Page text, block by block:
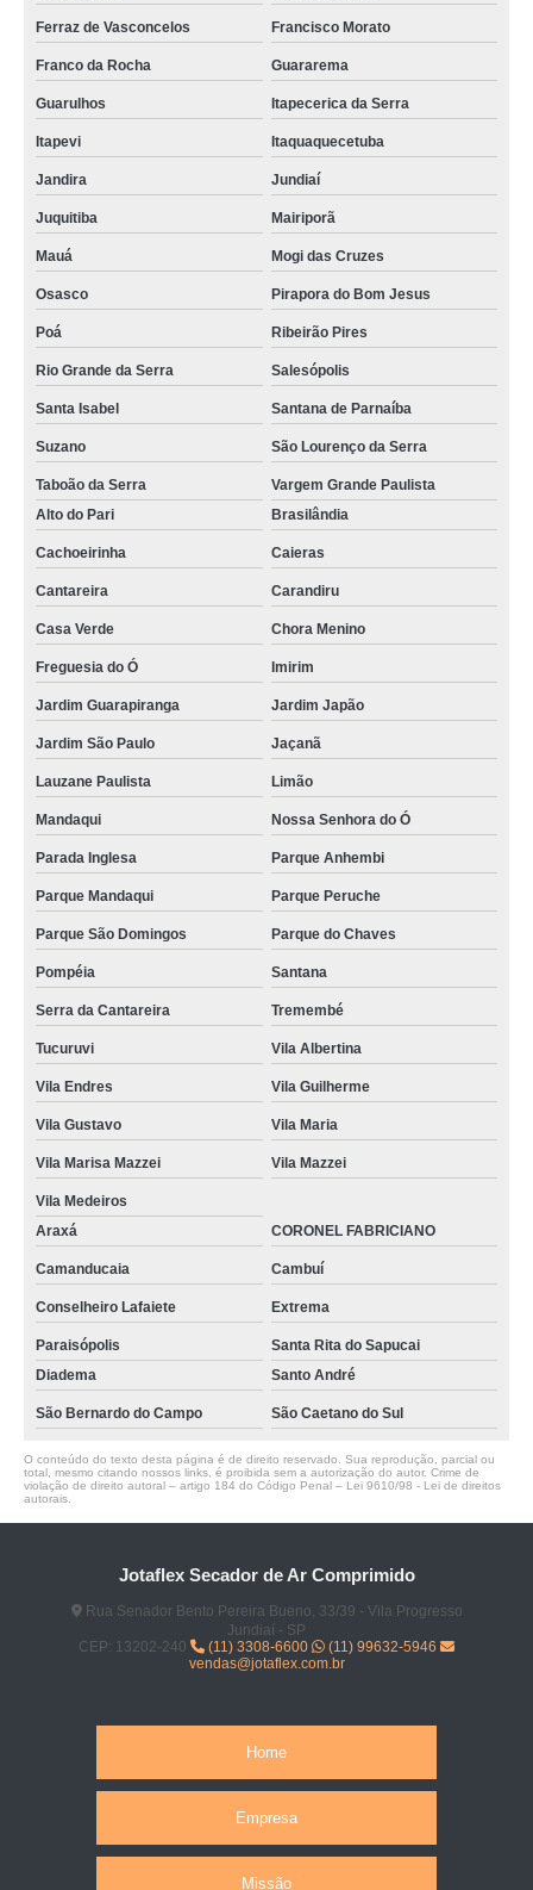
Ferraz de Vasconcelos Francisco Morato
Franco da Rocha Guararema
Guarulhos Itapecerica da Serra
Itapevi Itaquaquecetuba
Jandira Jundiaí
Juquitiba Mairiporã
Mauá Mogi das Cruzes
Osasco Pirapora do Bom Jesus
Poá Ribeirão Pires
Rio Grande da Serra Salesópolis
Santa Isabel Santana de Parnaíba
Suzano São Lourenço da Serra
Taboão da Serra
Vargem Grande Paulista
Alto do Pari
Brasilândia
Cachoeirinha Caieras
Cantareira Carandiru
Casa Verde Chora Menino
Freguesia do Ó Imirim
Jardim Guarapiranga Jardim Japão
Jardim São Paulo Jaçanã
Lauzane Paulista Limão
Mandaqui Nossa Senhora do Ó
Parada Inglesa Parque Anhembi
Parque Mandaqui Parque Peruche
Parque São Domingos Parque do Chaves
Pompéia Santana
Serra da Cantareira Tremembé
Tucuruvi Vila Albertina
Vila Endres Vila Guilherme
Vila Gustavo Vila Maria
Vila Marisa Mazzei Vila Mazzei
Vila Medeiros
Araxá
CORONEL FABRICIANO
Camanducaia Cambuí
Conselheiro Lafaiete Extrema
Paraisópolis
Santa Rita do Sapucai
Diadema
Santo André
São Bernardo do Campo São Caetano do Sul
O conteúdo do texto desta página é de direito reservado. Sua reprodução, parcial ou
total, mesmo citando nossos links, é proibida sem a autorização do autor. Crime de
violação de direito autoral – artigo 184 do Código Penal – Lei 9610/98 - Lei de direitos
autorais
Jotaflex Secador de Ar Comprimido
Rua Senador Bento Pereira Bueno, 33/39 - Vila Progresso
Jundiaí - SP
CEP: 13202-240
(11) 3308-6600
(11) 99632-5946
vendas@jotaflex.com.br
Home
Empresa
Missão